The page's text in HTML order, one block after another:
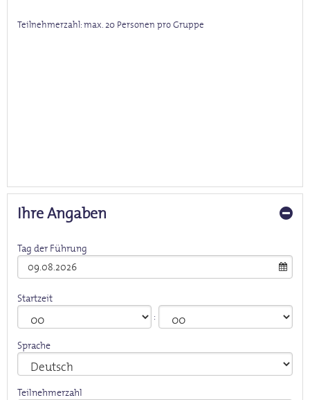
Teilnehmerzahl:max. 20 Personen pro Gruppe
Ihre Angaben
Tag der Führung
Startzeit
Sprache
Teilnehmerzahl